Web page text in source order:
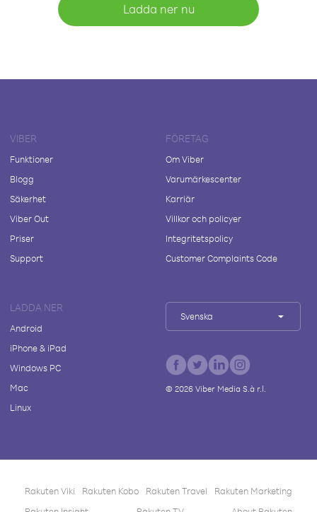
Ladda ner nu
VIBER
Funktioner
Blogg
Säkerhet
Viber Out
Priser
Support
FÖRETAG
Om Viber
Varumärkescenter
Karriär
Villkor och policyer
Integritetspolicy
Customer Complaints Code
LADDA NER
Android
iPhone & iPad
Windows PC
Mac
Linux
Svenska
© 2026Viber Media S.à r.l.
Rakuten Viki Rakuten Kobo Rakuten Travel
Rakuten Marketing